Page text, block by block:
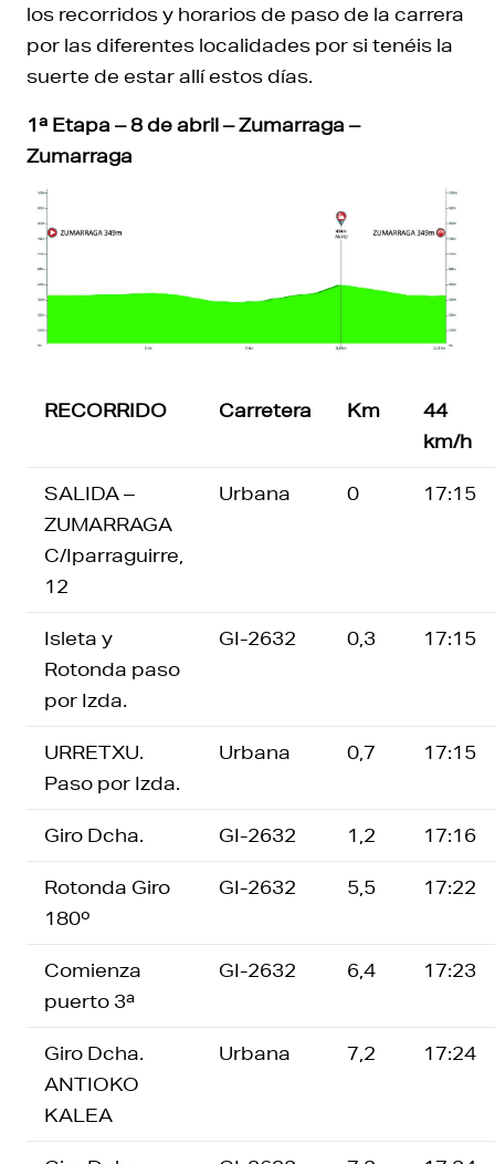
los recorridos y horarios de paso de la carrera
por las diferentes localidades por si tenéis la
suerte de estar allí estos días.
1ª Etapa – 8 de abril – Zumarraga –
Zumarraga
RECORRIDO Carretera Km
44
km/h
SALIDA –
ZUMARRAGA
C/Iparraguirre,
12
Urbana 0 17:15
Isleta y
Rotonda paso
por Izda.
GI-2632 0,3 17:15
URRETXU.
Paso por Izda.
Urbana 0,7 17:15
Giro Dcha. GI-2632 1,2 17:16
Rotonda Giro
180º
GI-2632 5,5 17:22
Comienza
puerto 3ª
GI-2632 6,4 17:23
Giro Dcha.
ANTIOKO
KALEA
Urbana 7,2 17:24